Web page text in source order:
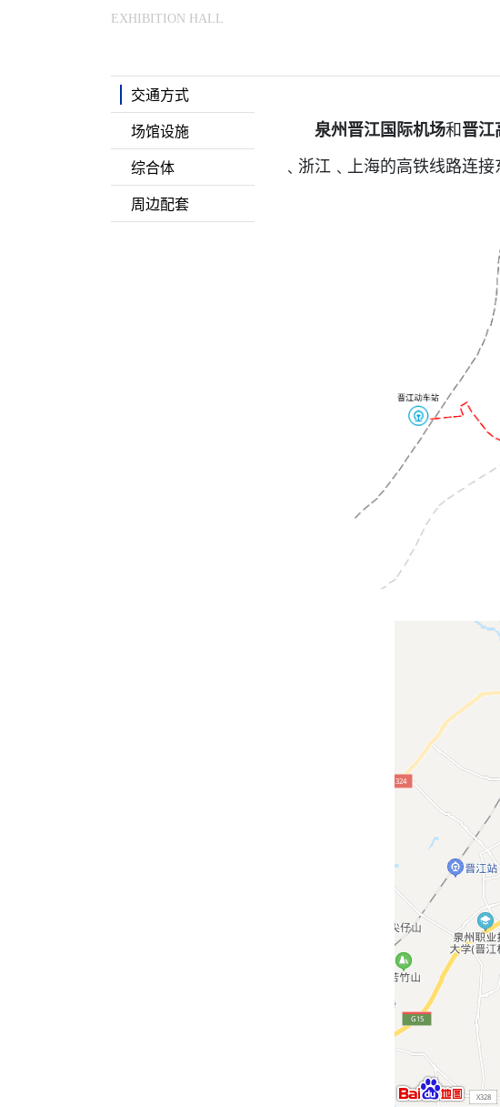
EXHIBITION HALL
交通方式
场馆设施
综合体
周边配套
泉州晋江国际机场和晋江
﹑浙江﹑上海的高铁线路连